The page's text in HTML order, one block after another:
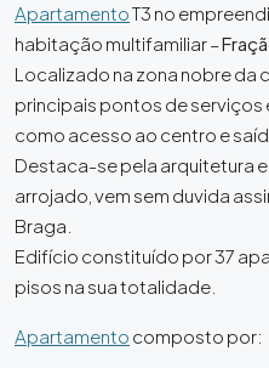
ApartamentoT3 no
habitação multifamiliar –
Localizado na zona nobre da
principais pontos de serviços
como acesso ao centro e
Destaca-se pela arquitetura
arrojado, vem sem duvida
Braga.
Edifício constituído por 37
pisos na sua totalidade.
Apartamento composto por: